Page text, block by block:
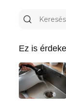
Keresés
Ez is